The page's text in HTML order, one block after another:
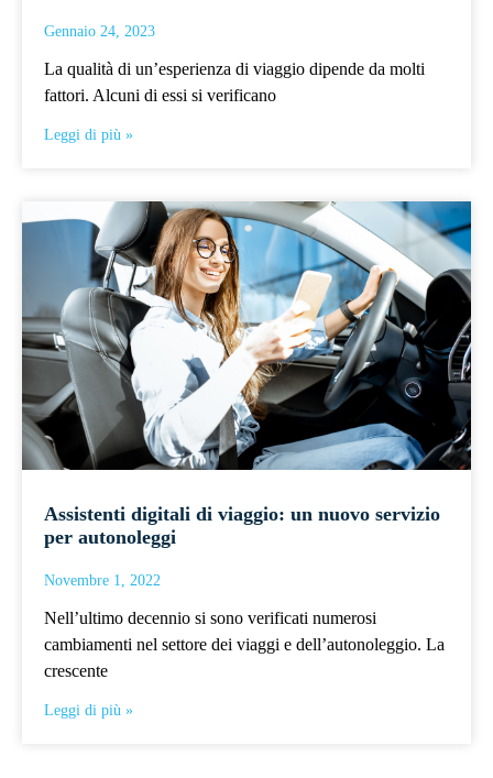
Gennaio 24, 2023
La qualità di un’esperienza di viaggio dipende da molti
fattori. Alcuni di essi si verificano
Leggi di più »
Assistenti digitali di viaggio: un nuovo servizio
per autonoleggi
Novembre 1, 2022
Nell’ultimo decennio si sono verificati numerosi
cambiamenti nel settore dei viaggi e dell’autonoleggio. La
crescente
Leggi di più »